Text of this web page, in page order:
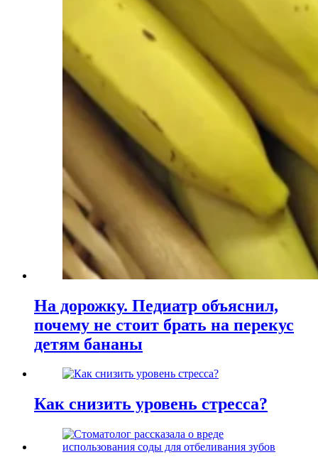
На дорожку. Педиатр объяснил,
почему не стоит брать на перекус
детям бананы
Как снизить уровень стресса?